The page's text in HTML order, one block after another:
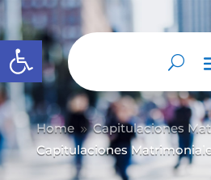
Abrir barra de herramientas
Home 9 Capitulaciones
Capitulaciones